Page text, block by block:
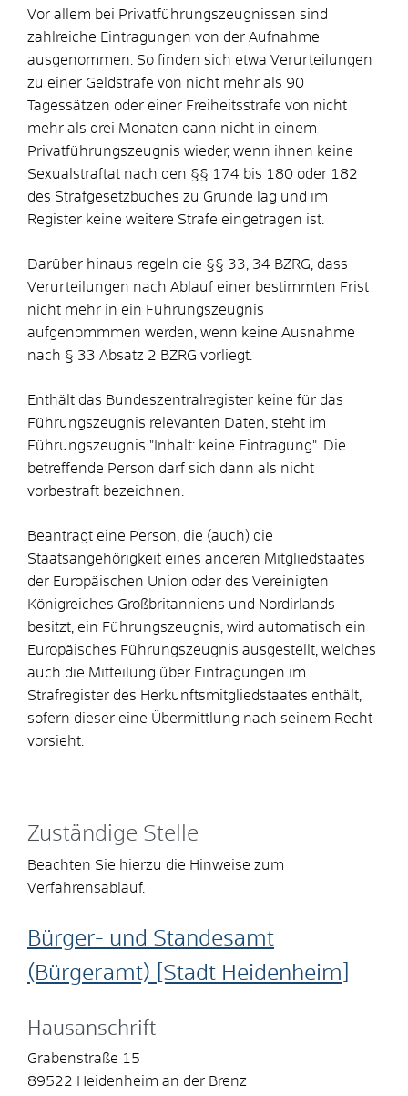
Vor allem bei Privatführungszeugnissen sind
zahlreiche Eintragungen von der Aufnahme
ausgenommen. So finden sich etwa Verurteilungen
zu einer Geldstrafe von nicht mehr als 90
Tagessätzen oder einer Freiheitsstrafe von nicht
mehr als drei Monaten dann nicht in einem
Privatführungszeugnis wieder, wenn ihnen keine
Sexualstraftat nach den §§ 174 bis 180 oder 182
des Strafgesetzbuches zu Grunde lag und im
Register keine weitere Strafe eingetragen ist.
Darüber hinaus regeln die §§ 33, 34 BZRG, dass
Verurteilungen nach Ablauf einer bestimmten Frist
nicht mehr in ein Führungszeugnis
aufgenommmen werden, wenn keine Ausnahme
nach § 33 Absatz 2 BZRG vorliegt.
Enthält das Bundeszentralregister keine für das
Führungszeugnis relevanten Daten, steht im
Führungszeugnis "Inhalt: keine Eintragung". Die
betreffende Person darf sich dann als nicht
vorbestraft bezeichnen.
Beantragt eine Person, die (auch) die
Staatsangehörigkeit eines anderen Mitgliedstaates
der Europäischen Union oder des Vereinigten
Königreiches Großbritanniens und Nordirlands
besitzt, ein Führungszeugnis, wird automatisch ein
Europäisches Führungszeugnis ausgestellt, welches
auch die Mitteilung über Eintragungen im
Strafregister des Herkunftsmitgliedstaates enthält,
sofern dieser eine Übermittlung nach seinem Recht
vorsieht.
Zuständige Stelle
Beachten Sie hierzu die Hinweise zum
Verfahrensablauf.
Bürger- und Standesamt
(Bürgeramt) [Stadt Heidenheim]
Hausanschrift
Grabenstraße 15
89522 Heidenheim an der Brenz